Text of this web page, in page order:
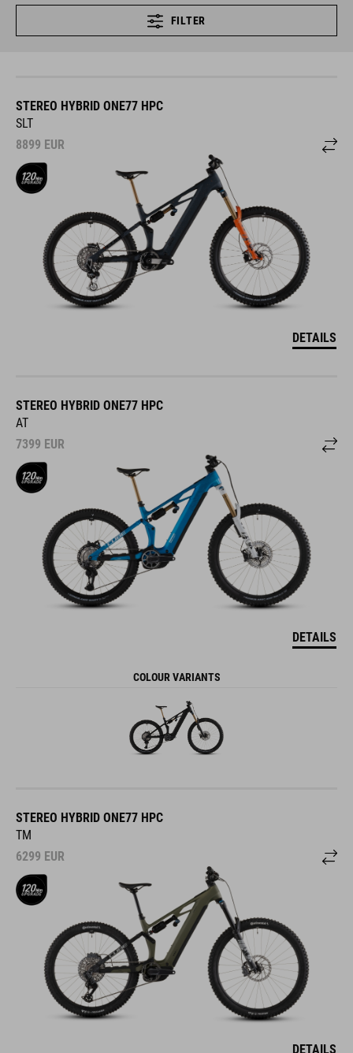
FILTER
STEREO HYBRID ONE77 HPC
SLT
8899 EUR
DETAILS
STEREO HYBRID ONE77 HPC
AT
7399 EUR
DETAILS
COLOUR VARIANTS
STEREO HYBRID ONE77 HPC
TM
6299 EUR
DETAILS